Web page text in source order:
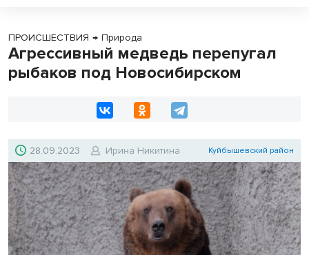
ПРОИСШЕСТВИЯ → Природа
Агрессивный медведь перепугал
рыбаков под Новосибирском
28.09.2023 Ирина Никитина Куйбышевский район